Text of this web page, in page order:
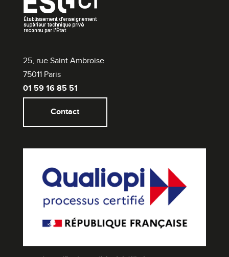
25, rue Saint Ambroise
75011 Paris
01 59 16 85 51
Contact